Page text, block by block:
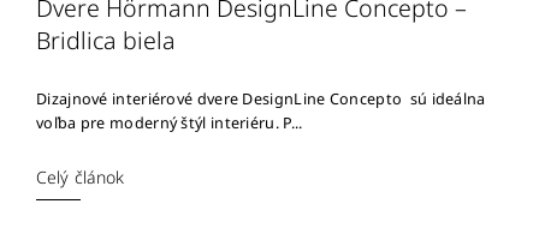
Dvere Hörmann DesignLine Concepto –
Bridlica biela
Dizajnové interiérové dvere DesignLine Concepto sú ideálna
voľba pre moderný štýl interiéru. P...
Celý článok